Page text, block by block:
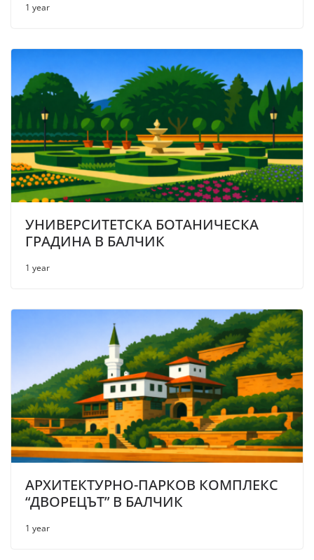
1 year
УНИВЕРСИТЕТСКА БОТАНИЧЕСКА
ГРАДИНА В БАЛЧИК
1 year
АРХИТЕКТУРНО-ПАРКОВ КОМПЛЕКС
“ДВОРЕЦЪТ” В БАЛЧИК
1 year